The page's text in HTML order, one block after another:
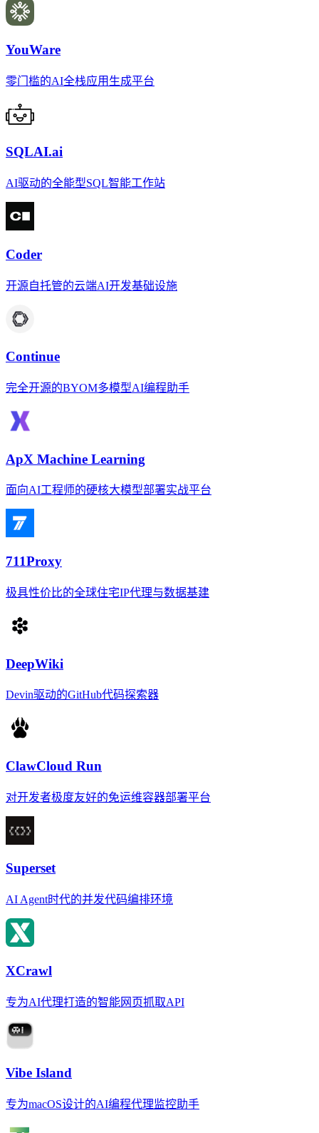
YouWare
零门槛的AI全栈应用生成平台
SQLAI.ai
AI驱动的全能型SQL智能工作站
Coder
开源自托管的云端AI开发基础设施
Continue
完全开源的BYOM多模型AI编程助手
ApX Machine Learning
面向AI工程师的硬核大模型部署实战平台
711Proxy
极具性价比的全球住宅IP代理与数据基建
DeepWiki
Devin驱动的GitHub代码探索器
ClawCloud Run
对开发者极度友好的免运维容器部署平台
Superset
AI Agent时代的并发代码编排环境
XCrawl
专为AI代理打造的智能网页抓取API
Vibe Island
专为macOS设计的AI编程代理监控助手